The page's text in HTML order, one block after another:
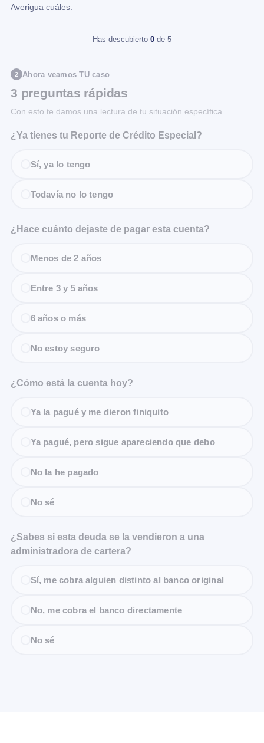
Averigua cuáles.
Has descubierto 0 de 5
2 Ahora veamos TU caso
3 preguntas rápidas
Con esto te damos una lectura de tu situación específica.
¿Ya tienes tu Reporte de Crédito Especial?
Sí, ya lo tengo
Todavía no lo tengo
¿Hace cuánto dejaste de pagar esta cuenta?
Menos de 2 años
Entre 3 y 5 años
6 años o más
No estoy seguro
¿Cómo está la cuenta hoy?
Ya la pagué y me dieron finiquito
Ya pagué, pero sigue apareciendo que debo
No la he pagado
No sé
¿Sabes si esta deuda se la vendieron a una
administradora de cartera?
Sí, me cobra alguien distinto al banco original
No, me cobra el banco directamente
No sé